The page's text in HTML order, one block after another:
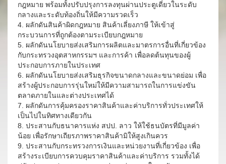
กฎหมาย พร้อมทั้งปรับปรุงการลงทุนผ่านประตูเดี่ยวในระดับ
กลางและระดับท้องถิ่นให้มีความรวดเร็ว
4. ผลักดันสินค้าผิดกฎหมาย สินค้าเลี่ยงภาษี ให้เข้าสู่
กระบวนการที่ถูกต้องตามระเบียบกฎหมาย
5. ผลักดันนโยบายส่งเสริมการผลิตและมาตรการอื่นที่เกี่ยวข้อง
กับกระทรวงอุตสาหกรรมฯ และการค้า เพื่อลดต้นทุนของผู้
ประกอบการภายในประเทศ
6. ผลักดันนโยบายส่งเสริมธุรกิจขนาดกลางและขนาดย่อม เพื่อ
สร้างผู้ประกอบการรุ่นใหม่ให้มีความสามารถในการแข่งขัน
ตลาดภายในและต่างประเทศได้
7. ผลักดันการคุ้มครองราคาสินค้าและค่าบริการทั่วประเทศให้
เป็นไปในทิศทางเดียวกัน
8. ประสานกับธนาคารแห่ง สปป. ลาว ให้ใช้ธนบัตรที่มีมูลค่า
น้อย เพื่อรักษาเถียรภาพราคาสินค้ามิให้สูงเกินควร
9. ประสานกับกระทรวงการเงินและหน่วยงานที่เกี่ยวข้อง เพื่อ
สร้างระเบียบการควบคุมราคาสินค้าและค่าบริการ รวมทั้งได้